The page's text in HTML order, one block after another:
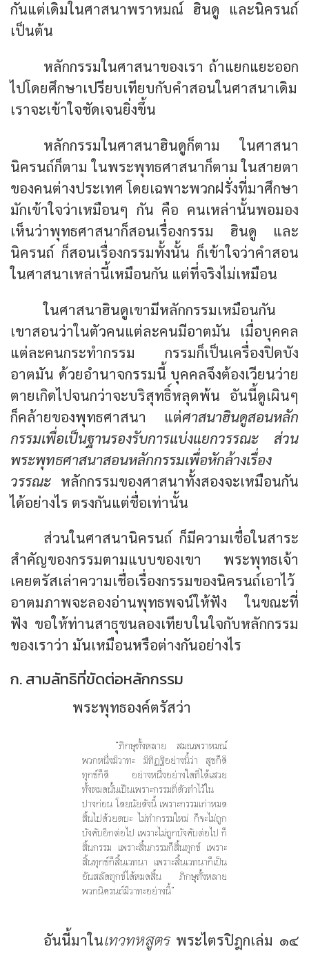
กันแต่เดิมในศาสนาพราหมณ์ ฮินดู และนิครนถ์
เป็นต้น
หลักกรรมในศาสนาของเรา ถ้าแยกแยะออก
ไปโดยศึกษาเปรียบเทียบกับคำสอนในศาสนาเดิม
เราจะเข้าใจชัดเจนยิ่งขึ้น
หลักกรรมในศาสนาฮินดูก็ตาม ในศาสนา
นิครนถ์ก็ตาม ในพระพุทธศาสนาก็ตาม ในสายตา
ของคนต่างประเทศ โดยเฉพาะพวกฝรั่งที่มาศึกษา
มักเข้าใจว่าเหมือนๆ กัน คือ คนเหล่านั้นพอมอง
เห็นว่าพุทธศาสนาก็สอนเรื่องกรรม ฮินดู และ
นิครนถ์ ก็สอนเรื่องกรรมทั้งนั้น ก็เข้าใจว่าคำสอน
ในศาสนาเหล่านี้เหมือนกัน แต่ที่จริงไม่เหมือน
ในศาสนาฮินดูเขามีหลักกรรมเหมือนกัน
เขาสอนว่าในตัวคนแต่ละคนมีอาตมัน เมื่อบุคคล
แต่ละคนกระทำกรรม กรรมก็เป็นเครื่องปิดบัง
อาตมัน ด้วยอำนาจกรรมนี้ บุคคลจึงต้องเวียนว่าย
ตายเกิดไปจนกว่าจะบริสุทธิ์หลุดพ้น อันนี้ดูเผินๆ
ก็คล้ายของพุทธศาสนา แต่ศาสนาฮินดูสอนหลัก
กรรมเพื่อเป็นฐานรองรับการแบ่งแยกวรรณะ ส่วน
พระพุทธศาสนาสอนหลักกรรมเพื่อหักล้างเรื่อง
วรรณะ หลักกรรมของศาสนาทั้งสองจะเหมือนกัน
ได้อย่างไร ตรงกันแต่ชื่อเท่านั้น
ส่วนในศาสนานิครนถ์ ก็มีความเชื่อในสาระ
สำคัญของกรรมตามแบบของเขา พระพุทธเจ้า
เคยตรัสเล่าความเชื่อเรื่องกรรมของนิครนถ์เอาไว้
อาตมภาพจะลองอ่านพุทธพจน์ให้ฟัง ในขณะที่
ฟัง ขอให้ท่านสาธุชนลองเทียบในใจกับหลักกรรม
ของเราว่า มันเหมือนหรือต่างกันอย่างไร
ก. สามลัทธิที่ขัดต่อหลักกรรม
พระพุทธองค์ตรัสว่า
“ภิกษุทั้งหลาย สมณพราหมณ์
พวกหนึ่งมีวาทะ มีทิฏฐิอย่างนี้ว่า สุขก็ดี
ทุกข์ก็ดี อย่างหนึ่งอย่างใดที่ได้เสวย
ทั้งหมดนั้นเป็นเพราะกรรมที่ตัวทำไว้ใน
ปางก่อน โดยนัยดังนี้ เพราะกรรมเก่าหมด
สิ้นไปด้วยตบะ ไม่ทำกรรมใหม่ ก็จะไม่ถูก
บังคับอีกต่อไป เพราะไม่ถูกบังคับต่อไป ก็
สิ้นกรรม เพราะสิ้นกรรมก็สิ้นทุกข์ เพราะ
สิ้นทุกข์ก็สิ้นเวทนา เพราะสิ้นเวทนาก็เป็น
อันสลัดทุกข์ได้หมดสิ้น ภิกษุทั้งหลาย
พวกนิครนถ์มีวาทะอย่างนี้”
อันนี้มาในเทวทหสูตรพระไตรปิฎกเล่ม ๑๔